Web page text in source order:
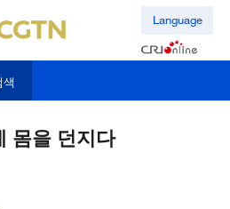
Language
색
몸을 던지다